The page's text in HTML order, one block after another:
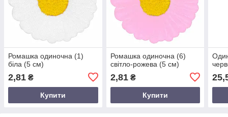
Ромашка одиночна (1)
біла (5 см)
2,81 ₴
Купити
Ромашка одиночна (6)
світло-рожева (5 см)
2,81₴
Купити